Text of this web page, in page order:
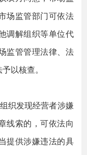
场监管部门可依法
调解组织等单位代
监管管理法律、法
以核查。
发现经营者涉嫌
线索的，可依法向
提供涉嫌违法的具